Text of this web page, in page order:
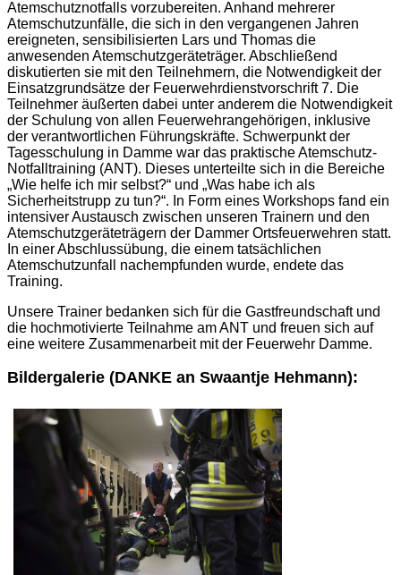
Atemschutznotfalls vorzubereiten. Anhand mehrerer
Atemschutzunfälle, die sich in den vergangenen Jahren
ereigneten, sensibilisierten Lars und Thomas die
anwesenden Atemschutzgeräteträger. Abschließend
diskutierten sie mit den Teilnehmern, die Notwendigkeit der
Einsatzgrundsätze der Feuerwehrdienstvorschrift 7. Die
Teilnehmer äußerten dabei unter anderem die Notwendigkeit
der Schulung von allen Feuerwehrangehörigen, inklusive
der verantwortlichen Führungskräfte. Schwerpunkt der
Tagesschulung in Damme war das praktische Atemschutz-
Notfalltraining (ANT). Dieses unterteilte sich in die Bereiche
„Wie helfe ich mir selbst?“ und „Was habe ich als
Sicherheitstrupp zu tun?“. In Form eines Workshops fand ein
intensiver Austausch zwischen unseren Trainern und den
Atemschutzgeräteträgern der Dammer Ortsfeuerwehren statt.
In einer Abschlussübung, die einem tatsächlichen
Atemschutzunfall nachempfunden wurde, endete das
Training.
Unsere Trainer bedanken sich für die Gastfreundschaft und
die hochmotivierte Teilnahme am ANT und freuen sich auf
eine weitere Zusammenarbeit mit der Feuerwehr Damme.
Bildergalerie (DANKE an Swaantje Hehmann):